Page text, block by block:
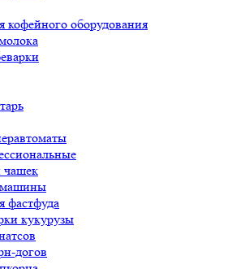
кофейного оборудования
чашек
фастфуда
кукурузы
догов